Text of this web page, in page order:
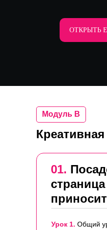
ОТКРЫТЬ
Модуль B
Креативная
01.
Урок 1. Общий